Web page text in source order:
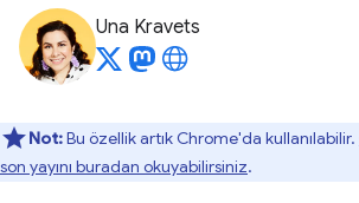
Una Kravets
Not:Bu özellik artık Chrome'da kullanılabilir.
son yayını buradan okuyabilirsiniz.